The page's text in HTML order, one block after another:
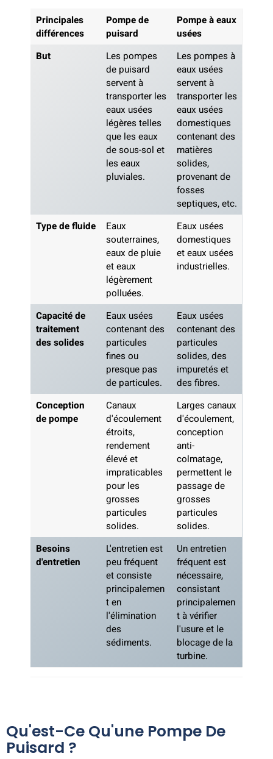
Principales
différences
Pompe de
puisard
Pompe à eaux
usées
But
Les pompes
de puisard
servent à
transporter les
eaux usées
légères telles
que les eaux
de sous-sol et
les eaux
pluviales.
Les pompes à
eaux usées
servent à
transporter les
eaux usées
domestiques
contenant des
matières
solides,
provenant de
fosses
septiques, etc.
Type de fluide
Eaux
souterraines,
eaux de pluie
et eaux
légèrement
polluées.
Eaux usées
domestiques
et eaux usées
industrielles.
Capacité de
traitement
des solides
Eaux usées
contenant des
particules
fines ou
presque pas
de particules.
Eaux usées
contenant des
particules
solides, des
impuretés et
des fibres.
Conception
de pompe
Canaux
d'écoulement
étroits,
rendement
élevé et
impraticables
pour les
grosses
particules
solides.
Larges canaux
d'écoulement,
conception
anti-
colmatage,
permettent le
passage de
grosses
particules
solides.
Besoins
d'entretien
L'entretien est
peu fréquent
et consiste
principalemen
t en
l'élimination
des
sédiments.
Un entretien
fréquent est
nécessaire,
consistant
principalemen
t à vérifier
l'usure et le
blocage de la
turbine.
Qu'est-Ce Qu'une Pompe De
Puisard ?